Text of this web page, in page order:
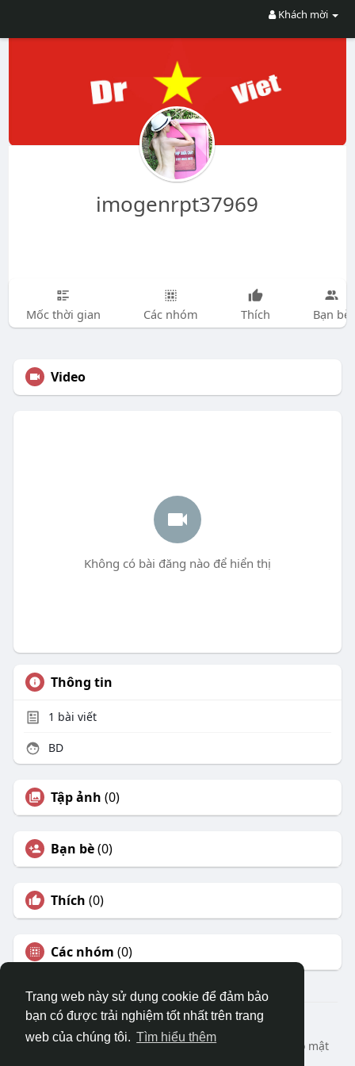
Trang web này sử dụng cookie để đảm bảo
bạn có được trải nghiệm tốt nhất trên trang
web của chúng tôi. Tìm hiểu thêm
Khách mời
imogenrpt37969
Mốc thời gian Các nhóm Thích Bạn bè
Video
Không có bài đăng nào để hiển thị
Thông tin
1 bài viết
BD
Tập ảnh (0)
Bạn bè(0)
Thích (0)
Các nhóm (0)
© 2026 DRVIET.COM
Nhà
Bao Quát Liên hệ chúng tôi
Chính sách bảo mật